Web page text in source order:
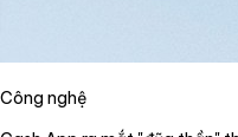
Công nghệ